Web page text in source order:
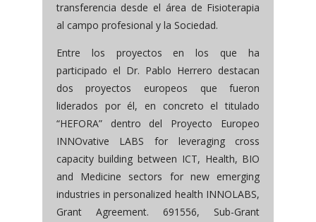
transferencia desde el área de Fisioterapia
al campo profesional y la Sociedad.
Entre los proyectos en los que ha
participado el Dr. Pablo Herrero destacan
dos proyectos europeos que fueron
liderados por él, en concreto el titulado
“HEFORA” dentro del Proyecto Europeo
INNOvative LABS for leveraging cross
capacity building between ICT, Health, BIO
and Medicine sectors for new emerging
industries in personalized health INNOLABS,
Grant Agreement. 691556, Sub-Grant